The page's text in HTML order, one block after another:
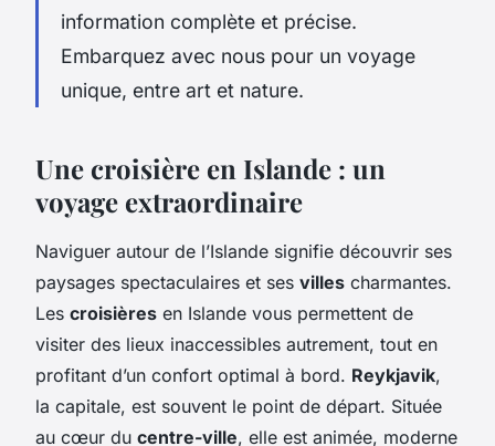
information complète et précise.
Embarquez avec nous pour un voyage
unique, entre art et nature.
Une croisière en Islande : un
voyage extraordinaire
Naviguer autour de l’Islande signifie découvrir ses
paysages spectaculaires et ses villes charmantes.
Les croisières en Islande vous permettent de
visiter des lieux inaccessibles autrement, tout en
profitant d’un confort optimal à bord. Reykjavik,
la capitale, est souvent le point de départ. Située
au cœur du centre-ville, elle est animée, moderne